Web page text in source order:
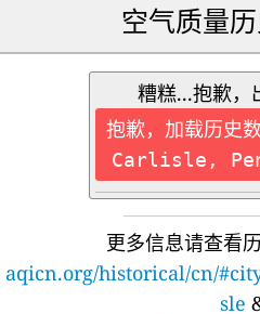
空气质量历
糟糕...抱歉，
抱歉，加载历史
Carlisle,
更多信息请查看
aqicn.org/historical/cn/
sle